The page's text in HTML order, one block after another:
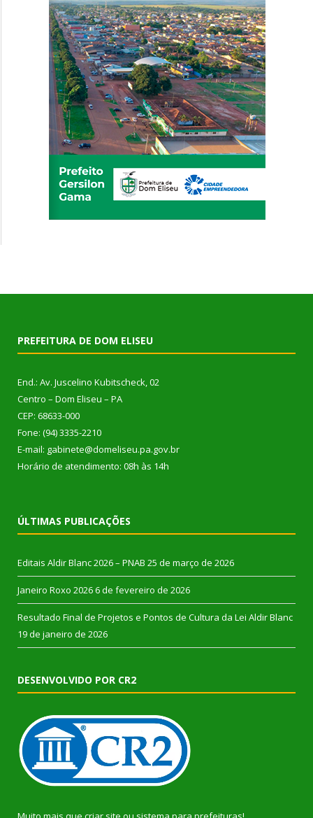
PREFEITURA DE DOM ELISEU
End.: Av. Juscelino Kubitscheck, 02
Centro – Dom Eliseu – PA
CEP: 68633-000
Fone: (94) 3335-2210
E-mail: gabinete@domeliseu.pa.gov.br
Horário de atendimento: 08h às 14h
ÚLTIMAS PUBLICAÇÕES
Editais Aldir Blanc 2026 – PNAB 25 de março de 2026
Janeiro Roxo 2026 6 de fevereiro de 2026
Resultado Final de Projetos e Pontos de Cultura da Lei Aldir Blanc
19 de janeiro de 2026
DESENVOLVIDO POR CR2